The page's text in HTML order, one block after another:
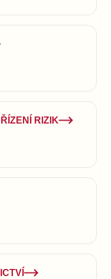
RIZIK